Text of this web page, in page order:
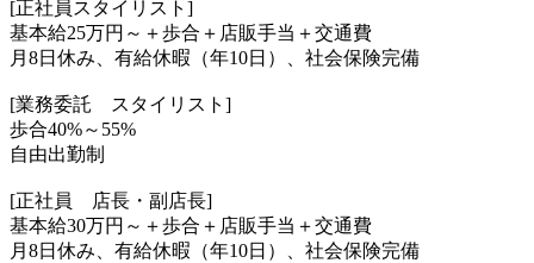
[正社員スタイリスト]
基本給25万円～＋歩合＋店販手当＋交通費
月8日休み、有給休暇（年10日）、社会保険完備
[業務委託 スタイリスト]
歩合40%～55%
自由出勤制
[正社員 店長・副店長]
基本給30万円～＋歩合＋店販手当＋交通費
月8日休み、有給休暇（年10日）、社会保険完備